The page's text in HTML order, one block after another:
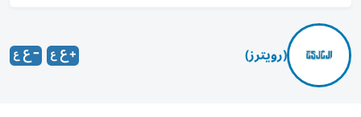
(رويترز)